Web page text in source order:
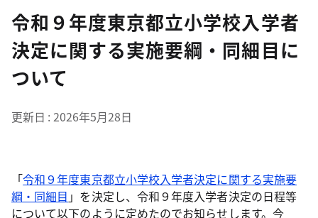
令和９年度東京都立小学校入学者
決定に関する実施要綱・同細目に
ついて
更新日 2026年5月28日
「令和９年度東京都立小学校入学者決定に関する実施要
綱・同細目 」を決定し、令和９年度入学者決定の日程等
について以下のように定めたのでお知らせします。今